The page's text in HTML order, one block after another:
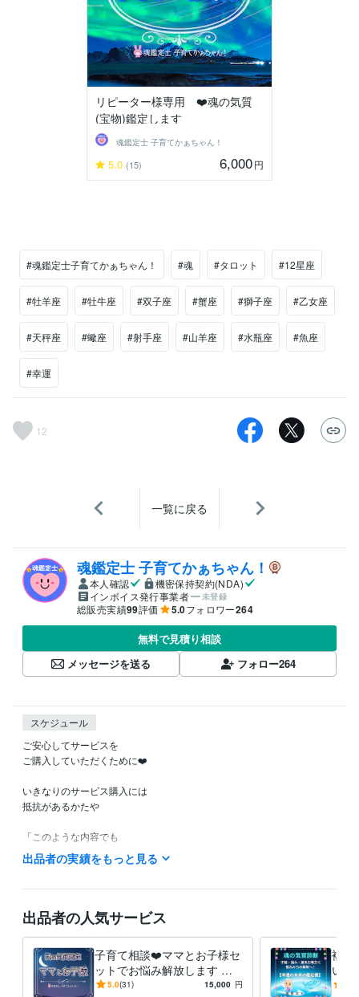
リピーター様専用 ❤️魂の気質
(宝物)鑑定します
魂鑑定士 子育てかぁちゃん！
5.0 (15) 6,000円
#魂鑑定士子育てかぁちゃん！ #魂 #タロット #12星座
#牡羊座 #牡牛座 #双子座 #蟹座 #獅子座 #乙女座
#天秤座 #蠍座 #射手座 #山羊座 #水瓶座 #魚座
#幸運
12
一覧に戻る
魂鑑定士 子育てかぁちゃん！
本人確認
機密保持契約(NDA)
インボイス発行事業者
未登録
総販売実績99評価 5.0フォロワー264
無料で見積り相談
メッセージを送る
フォロー264
スケジュール
ご安心してサービスを
ご購入していただくために❤️
いきなりのサービス購入には
抵抗があるかたや
「このような内容でも
鑑定してもらえるのかなぁ？」など
お気軽に
ホーム画面の「メッセージ」
のところから
お問い合わせください。
こちらから
出品者の実績をもっと見る
出品者の人気サービス
子育て相談❤️ママとお子様セ
ットでお悩み解放します 親
子の「魂の気質」から読み解
5.0(31) 15,000 円
複数
いる
の